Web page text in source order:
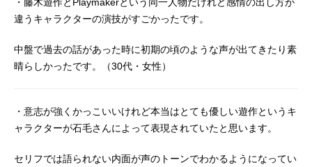
の真相を探るため、VRAINSに出没す
だった。作品名遊☆戯☆王VRAINS放
送形態TVアニメシリーズ遊☆戯☆王
ほか話数全120話キャスト藤木遊作／
Playmaker：石毛翔弥Ai：櫻井孝宏穂
八代拓草薙翔一：木村昴ボーマ
違うキャラクターの演技がすごかったです。
中盤で過去の話があった時に初期の頃のような声が出てきたり素
晴らしかったです。（30代・女性）
・意志が強くかっこいいけれど本当はとても優しい遊作というキ
ャラクターが石毛さんによって表現されていたと思います。
セリフでは語られない内面が声のトーンでわかるようになってい